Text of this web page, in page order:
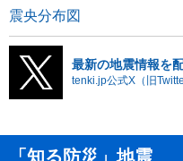
震央分布図
最新の地震情報を
tenki.jp公式X（旧
「知る防災」地震